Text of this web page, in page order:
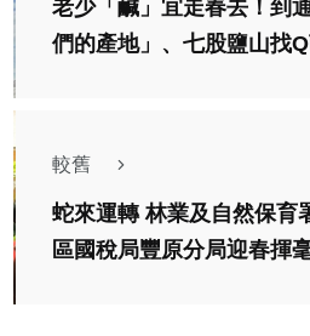
老少「鹹」宜走春去！到
們的產地」、七股鹽山找
較舊
蛇來運轉 林業及自然保育
區國稅局豐原分局迎春揮